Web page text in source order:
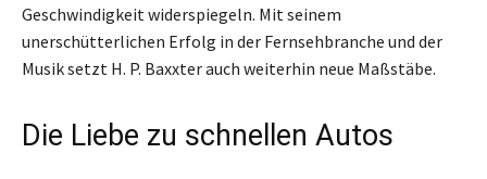
Geschwindigkeit widerspiegeln. Mit seinem
unerschütterlichen Erfolg in der Fernsehbranche und der
Musik setzt H. P. Baxxter auch weiterhin neue Maßstäbe.
Die Liebe zu schnellen Autos